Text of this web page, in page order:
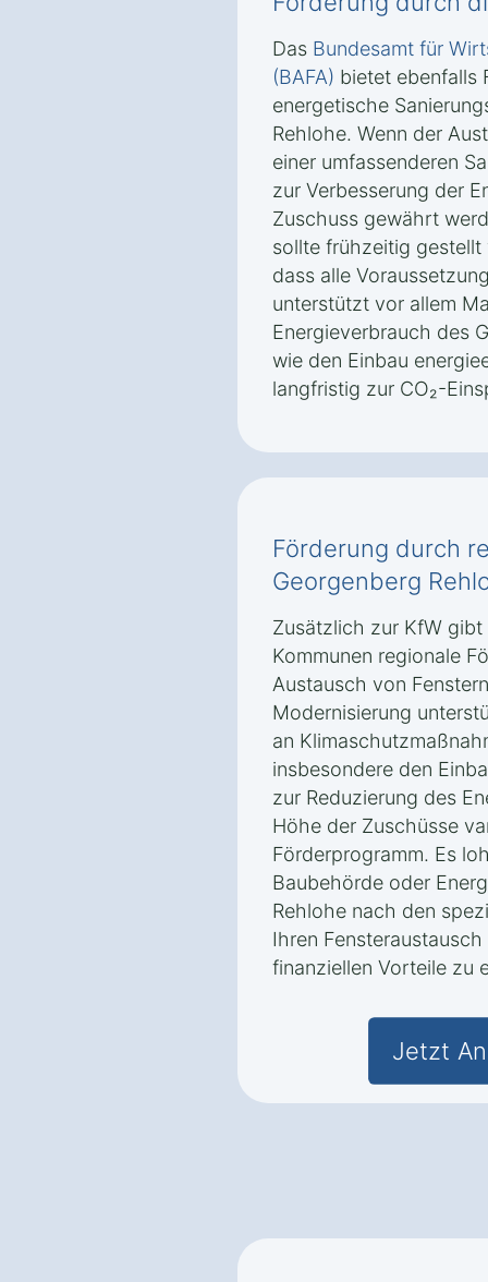
Das Bundesamt für
(BAFA) bietet ebenfalls
energetische
Rehlohe. Wenn der
einer umfassenderen
zur Verbesserung der
Zuschuss gewährt
sollte frühzeitig gestellt
dass alle
unterstützt vor allem
Energieverbrauch des
wie den Einbau
langfristig zur CO₂-
Förderung durch
Georgenberg
Zusätzlich zur KfW gibt
Kommunen regionale
Austausch von
Modernisierung
an
insbesondere den
zur Reduzierung des
Höhe der Zuschüsse
Förderprogramm. Es
Baubehörde oder
Rehlohe nach den
Ihren
finanziellen Vorteile zu
Jetzt